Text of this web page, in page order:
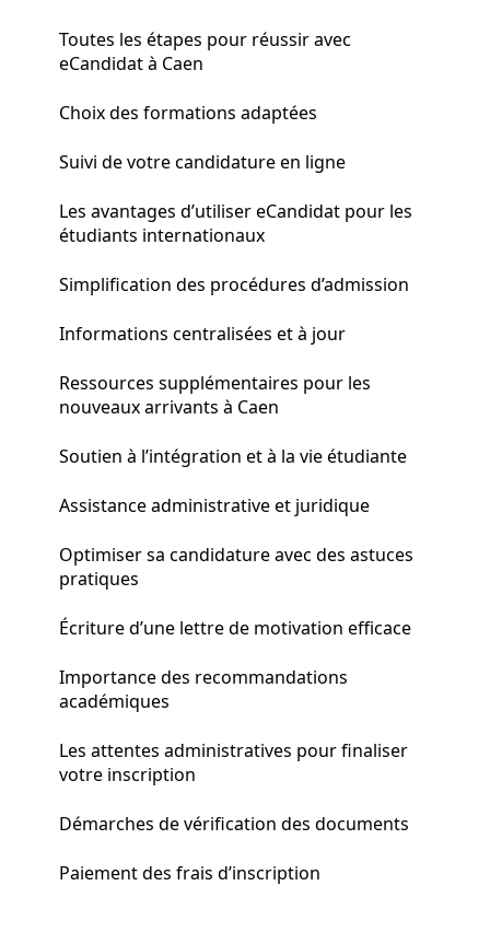
Toutes les étapes pour réussir avec
eCandidat à Caen
Choix des formations adaptées
Suivi de votre candidature en ligne
Les avantages d’utiliser eCandidat pour les
étudiants internationaux
Simplification des procédures d’admission
Informations centralisées et à jour
Ressources supplémentaires pour les
nouveaux arrivants à Caen
Soutien à l’intégration et à la vie étudiante
Assistance administrative et juridique
Optimiser sa candidature avec des astuces
pratiques
Écriture d’une lettre de motivation efficace
Importance des recommandations
académiques
Les attentes administratives pour finaliser
votre inscription
Démarches de vérification des documents
Paiement des frais d’inscription